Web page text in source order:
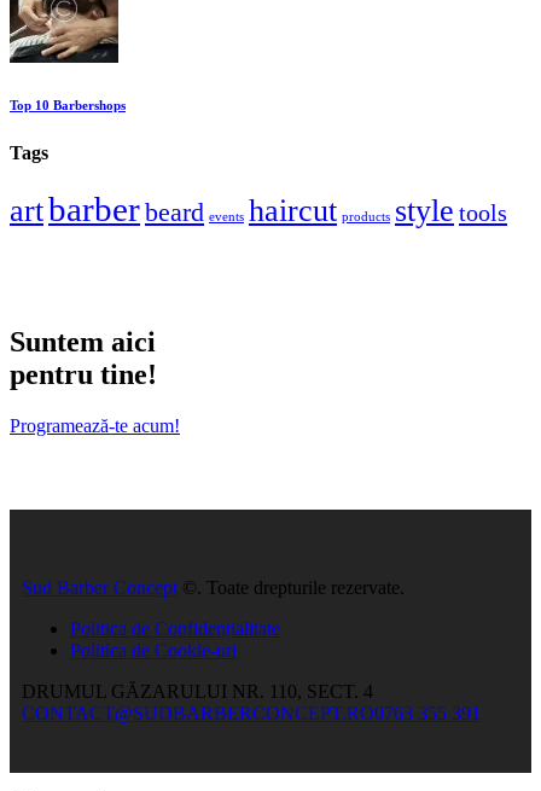
Top 10 Barbershops
Tags
artbarberbeard events haircut products style tools
Suntem aici
pentru tine!
Programează-te acum!
Sud Barber Concept ©. Toate drepturile rezervate.
Politica de Confidențialitate
Politica de Cookie-uri
DRUMUL GĂZARULUI NR. 110, SECT. 4
CONTACT@SUDBARBERCONCEPT.RO0763 355 391